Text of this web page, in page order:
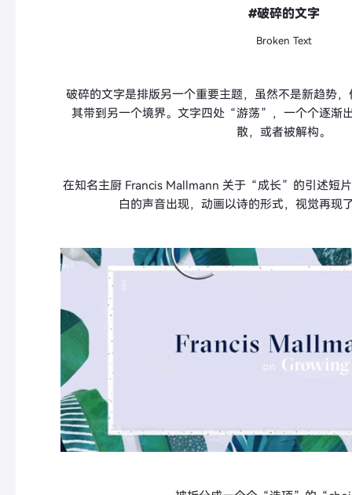
#破碎的文字
Broken Text
破碎的文字是排版另一个重要主题，虽然不是新趋势
其带到另一个境界。文字四处 “游荡” ，一个个逐渐
散，或者被解构。
在知名主厨 Francis Mallmann 关于“成长”的引述短
白的声音出现，动画以诗的形式，视觉再现